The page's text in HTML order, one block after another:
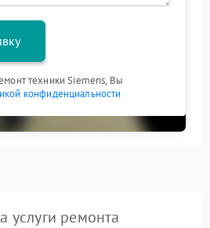
техники Siemens, Вы
конфиденциальности
услуги ремонта